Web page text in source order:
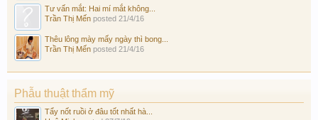
Tư vấn mắt: Hai mí mắt không...
Trần Thị Mến posted 21/4/16
Thêu lông mày mấy ngày thì bong...
Trần Thị Mến posted 21/4/16
Phẫu thuật thẩm mỹ
Tẩy nốt ruồi ở đâu tốt nhất hà...